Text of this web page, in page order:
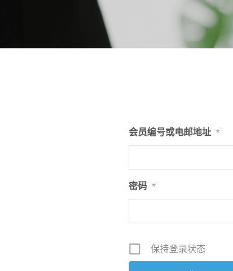
会员编号或电邮地址 *
密码 *
保持登录状态